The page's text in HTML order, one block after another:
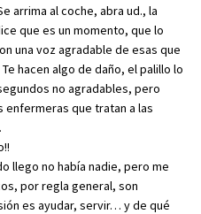
arrima al coche, abra ud., la
que es un momento, que lo
una voz agradable de esas que
hacen algo de daño, el palillo lo
no agradables, pero
que tratan a las
llego no había nadie, pero me
por regla general, son
es ayudar, servir… y de qué